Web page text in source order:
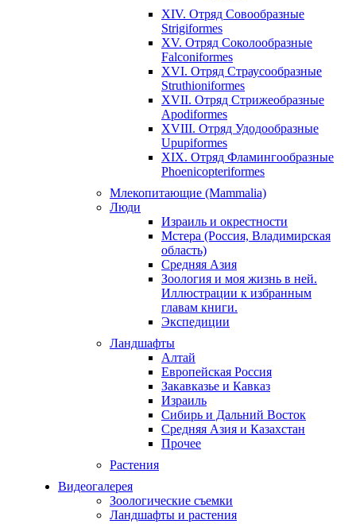
XIV. Отряд Совообразные
Strigiformes
XV. Отряд Соколообразные
Falconiformes
XVI. Отряд Страусообразные
Struthioniformes
XVII. Отряд Стрижеобразные
Apodiformes
XVIII. Отряд Удодообразные
Upupiformes
XIX. Отряд Фламингообразные
Phoenicopteriformes
Млекопитающие (Mammalia)
Люди
Израиль и окрестности
Мстера (Россия, Владимирская
область)
Средняя Азия
Зоология и моя жизнь в ней.
Иллюстрации к избранным
главам книги.
Экспедиции
Ландшафты
Алтай
Европейская Россия
Закавказье и Кавказ
Израиль
Сибирь и Дальний Восток
Средняя Азия и Казахстан
Прочее
Растения
Видеогалерея
Зоологические съемки
Ландшафты и растения